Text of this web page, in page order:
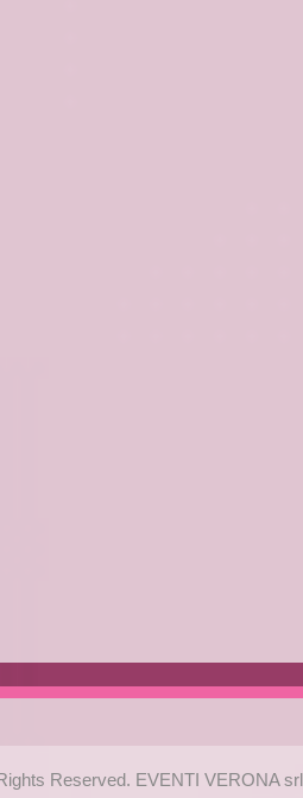
Reserved. EVENTI VERONA